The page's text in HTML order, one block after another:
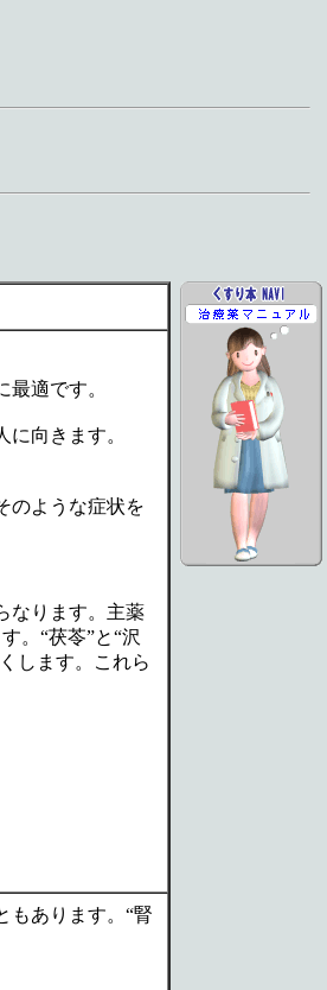
適です。
向きます。
のような症状を
なります。主薬
。“茯苓”と“沢
します。これら
もあります。“腎